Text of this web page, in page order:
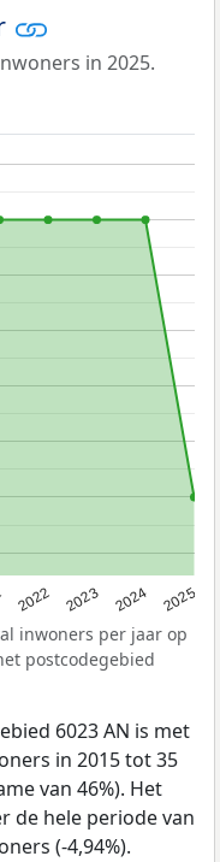
in 2025.
2022 2023 2024 2025
inwoners per jaar op
postcodegebied
6023 AN is met
in 2015 tot 35
van 46%). Het
de hele periode van
(-4,94%).